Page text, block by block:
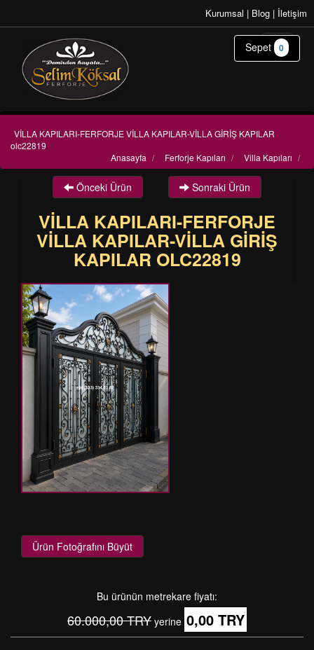
Kurumsal | Blog | İletişim
VİLLA KAPILARI-FERFORJE VİLLA KAPILAR-VİLLA GİRİŞ KAPILAR
olc22819
Villa Kapıları /
Ferforje Kapıları /
Anasayfa /
Önceki Ürün Sonraki Ürün
VİLLA KAPILARI-FERFORJE
VİLLA KAPILAR-VİLLA GİRİŞ
KAPILAR OLC22819
Ürün Fotoğrafını Büyüt
Bu ürünün metrekare fiyatı:
60.000,00 TRY yerine 0,00 TRY
Sepet 0